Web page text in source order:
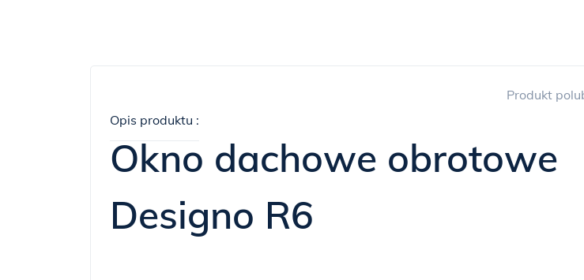
Produkt
Opis produktu :
Okno dachowe obrotowe
Designo R6